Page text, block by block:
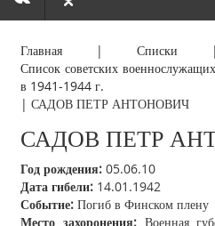
Главная |Списки
Список советских
в 1941-1944 г.
|САДОВ ПЕТР АНТОНОВИЧ
САДОВ ПЕТР
Год рождения: 05.06.10
Дата гибели: 14.01.1942
Событие: Погиб в Финском плену
Место захоронения: Военная